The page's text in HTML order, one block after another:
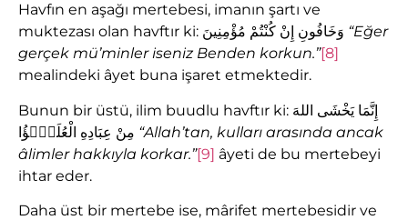
Havfın en aşağı mertebesi, imanın şartı ve
“Eğer
gerçek mü’minler iseniz Benden korkun.”[8]
mealindeki âyet buna işaret etmektedir.
Bunun bir üstü, ilim buudlu havftır ki: إِنَّمَا يَخْشَى اللهَ
“Allah’tan, kulları arasında ancak
âlimler hakkıyla korkar.”[9] âyeti de bu mertebeyi
ihtar eder.
Daha üst bir mertebe ise, mârifet mertebesidir ve